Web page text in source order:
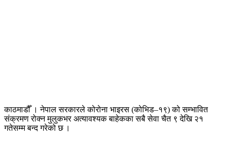
काठमाडौँ । नेपाल सरकारले कोरोना भाइरस (कोभिड–१९) को सम्भावित
संक्रमण रोक्न मुलुकभर अत्यावश्यक बाहेकका सबै सेवा चैत ९ देखि २१
गतेसम्म बन्द गरेको छ ।